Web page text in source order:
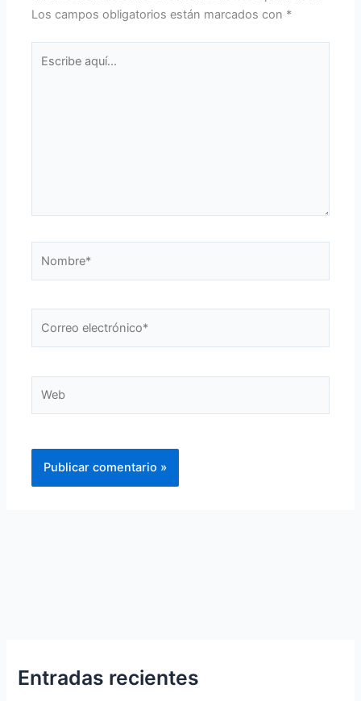
Los campos obligatorios están marcados con *
aquí...
electrónico*
Entradas recientes